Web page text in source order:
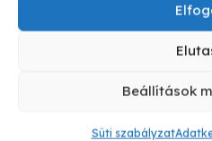
Beállítások
Süti szabályzat